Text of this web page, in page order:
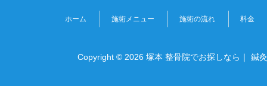
ホーム 施術メニュー 施術の流れ 料金
Copyright © 2026 塚本 整骨院でお探しなら｜ 鍼